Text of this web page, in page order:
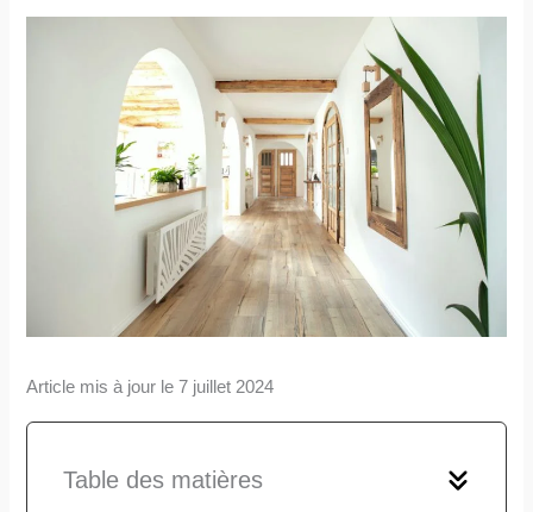
Article mis à jour le 7 juillet 2024
Table des matières